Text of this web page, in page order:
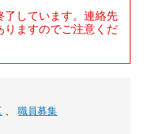
しています。連絡先
りますのでご注意くだ
、職員募集